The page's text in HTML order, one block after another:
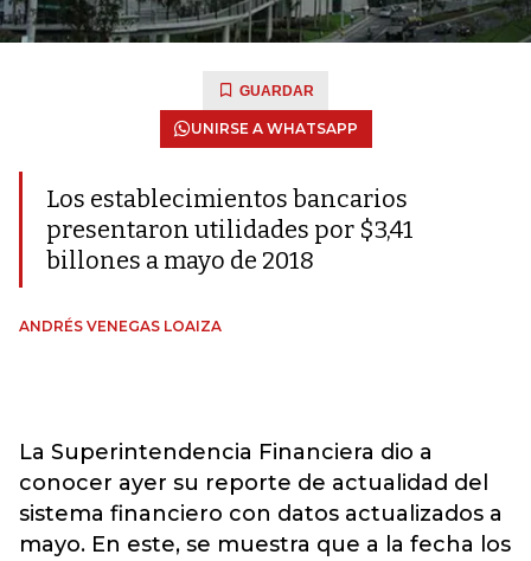
GUARDAR
UNIRSE A WHATSAPP
Los establecimientos bancarios
presentaron utilidades por $3,41
billones a mayo de 2018
ANDRÉS VENEGAS LOAIZA
La Superintendencia Financiera dio a
conocer ayer su reporte de actualidad del
sistema financiero con datos actualizados a
mayo. En este, se muestra que a la fecha los